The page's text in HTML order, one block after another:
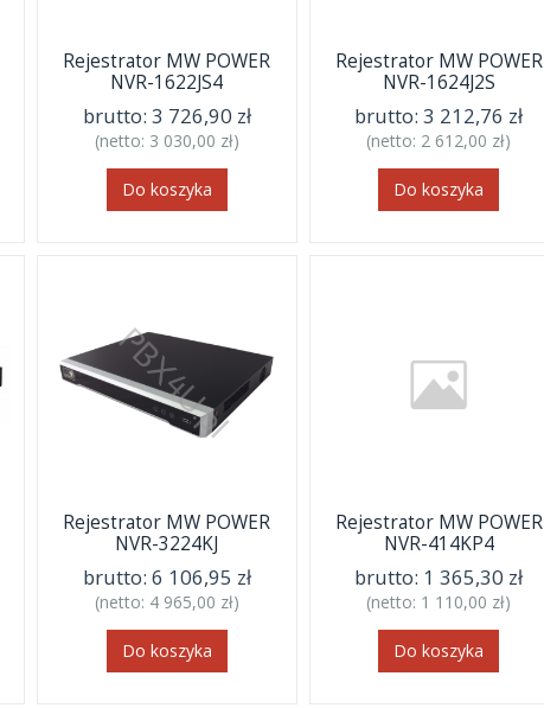
Rejestrator MW POWER
NVR-1622JS4
brutto: 3 726,90 zł
(netto: 3 030,00 zł)
Do koszyka
Rejestrator MW POWER
NVR-1624J2S
brutto:3 212,76 zł
(netto: 2 612,00 zł)
Do koszyka
Rejestrator MW POWER
NVR-3224KJ
brutto: 6 106,95 zł
(netto: 4 965,00 zł)
Do koszyka
Rejestrator MW POWER
NVR-414KP4
brutto: 1 365,30 zł
(netto: 1 110,00 zł)
Do koszyka